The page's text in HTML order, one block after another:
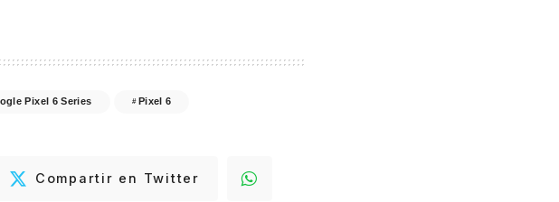
Pixel 6 Series Pixel 6
Compartir en Twitter